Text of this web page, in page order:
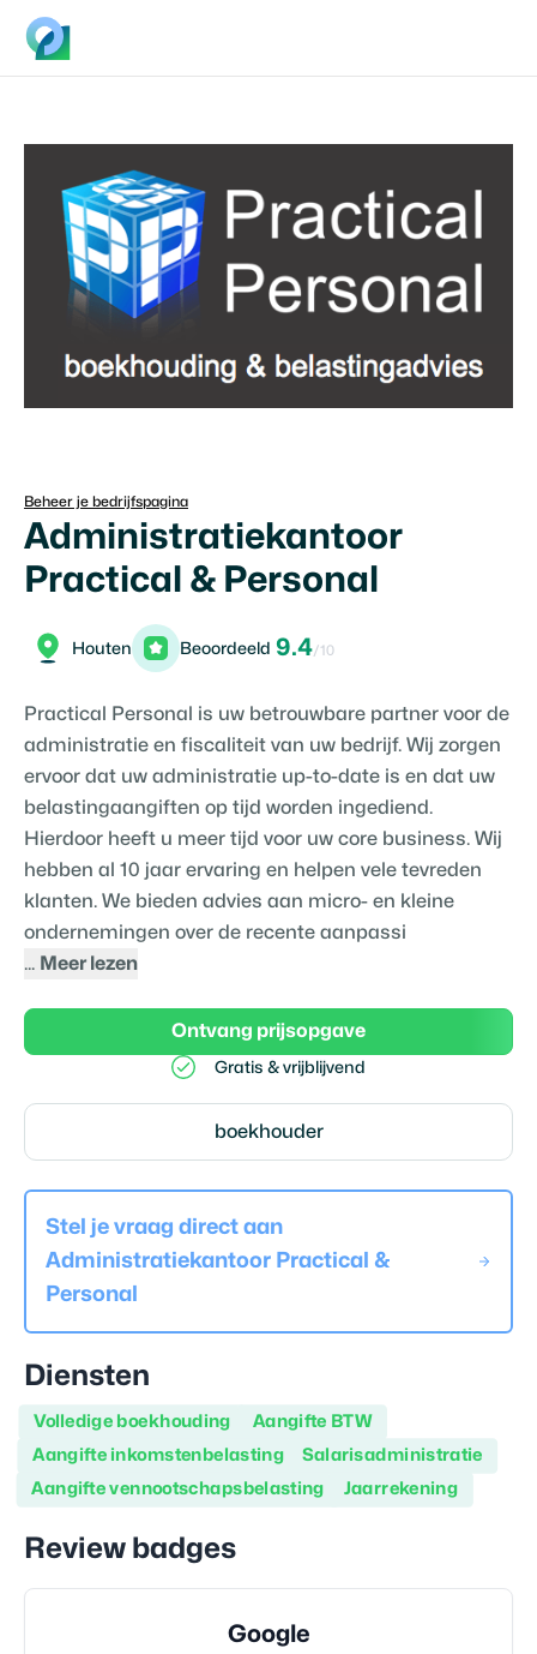
Beheer je bedrijfspagina
Administratiekantoor
Practical & Personal
Houten Beoordeeld 9.4/10
Practical Personal is uw betrouwbare partner voor de
administratie en fiscaliteit van uw bedrijf. Wij zorgen
ervoor dat uw administratie up-to-date is en dat uw
belastingaangiften op tijd worden ingediend.
Hierdoor heeft u meer tijd voor uw core business. Wij
hebben al 10 jaar ervaring en helpen vele tevreden
klanten. We bieden advies aan micro- en kleine
ondernemingen over de recente aanpassi
... Meer lezen
Ontvang prijsopgave
Gratis & vrijblijvend
boekhouder
Stel je vraag direct aan
Administratiekantoor Practical &
Personal
Diensten
Volledige boekhouding Aangifte BTW
Aangifte inkomstenbelasting Salarisadministratie
Aangifte vennootschapsbelasting Jaarrekening
Review badges
Google